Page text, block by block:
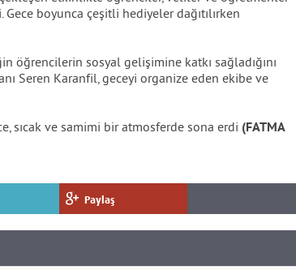
boyunca çeşitli hediyeler dağıtılırken
öğrencilerin sosyal gelişimine katkı sağladığını
Seren Karanfil, geceyi organize eden ekibe ve
sıcak ve samimi bir atmosferde sona erdi (FATMA
Paylaş